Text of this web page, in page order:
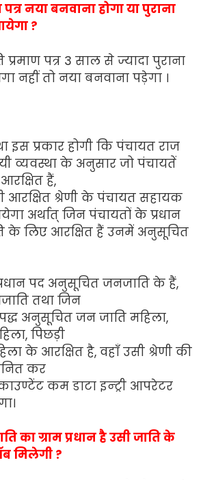
पत्र नया बनवाना होगा या पुराना
?
पत्र 3 साल से ज्यादा पुराना
नहीं तो नया बनवाना पड़ेगा ।
इस प्रकार होगी कि पंचायत राज
व्यवस्था के अनुसार जो पंचायतें
हैं,
आरक्षित श्रेणी के पंचायत सहायक
अर्थात् जिन पंचायतों के प्रधान
के लिए आरक्षित हैं उनमें अनुसूचित
पद अनुसूचित जनजाति के हैं,
तथा जिन
अनुसूचित जन जाति महिला,
पिछड़ी
के आरक्षित है, वहाँ उसी श्रेणी की
कर
कम डाटा इन्ट्री आपरेटर
का ग्राम प्रधान है उसी जाति के
मिलेगी ?